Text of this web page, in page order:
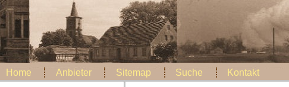
Home Anbieter Sitemap Suche Kontakt